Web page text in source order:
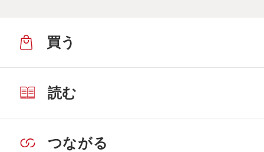
買う
読む
つながる